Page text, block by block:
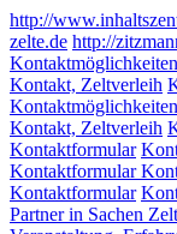
http://
zelte.de http://
Kontaktmöglichkeiten
Kontakt, Zeltverleih
Kontaktmöglichkeiten
Kontakt, Zeltverleih
Kontaktformular
Kontaktformular
Kontaktformular
Partner in Sachen Zelt